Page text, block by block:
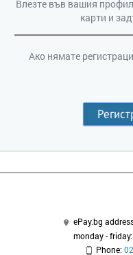
Влезте във вашия
карти и
Ако нямате
ePay.bg
monday -
Phone: